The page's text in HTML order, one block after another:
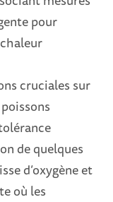
pour
cruciales sur
de quelques
d’oxygène et
où les